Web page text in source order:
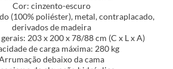
Cor: cinzento-escuro
(100% poliéster), metal, contraplacado,
derivados de madeira
203 x 200 x 78/88 cm (C x L x A)
de carga máxima: 280 kg
debaixo da cama